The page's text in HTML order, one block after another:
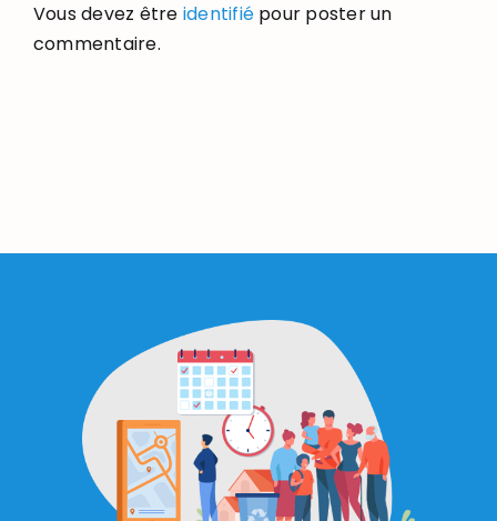
Vous devez être identifié pour poster un
commentaire.